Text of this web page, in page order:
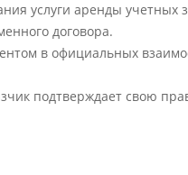
услуги аренды
договора.
в официальных
подтверждает свою